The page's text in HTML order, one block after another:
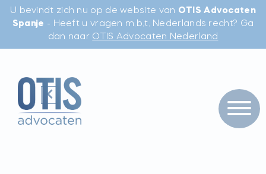
U bevindt zich nu op de website van OTIS Advocaten
Spanje - Heeft u vragen m.b.t. Nederlands recht? Ga
dan naar OTIS Advocaten Nederland